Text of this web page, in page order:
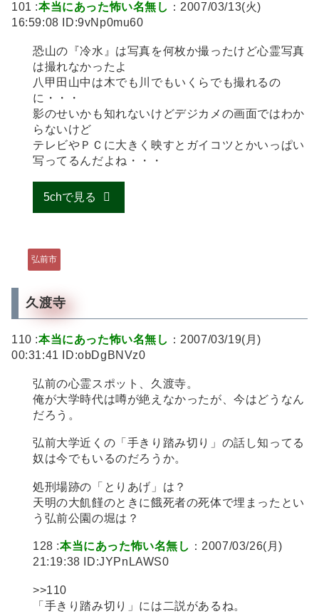
101 :本当にあった怖い名無し ：2007/03/13(火)
16:59:08 ID:9vNp0mu60
恐山の『冷水』は写真を何枚か撮ったけど心霊写真
は撮れなかったよ
八甲田山中は木でも川でもいくらでも撮れるの
に・・・
影のせいかも知れないけどデジカメの画面ではわか
らないけど
テレビやＰＣに大きく映すとガイコツとかいっぱい
写ってるんだよね・・・
5chで見る
弘前市
久渡寺
110 :本当にあった怖い名無し ：2007/03/19(月)
00:31:41 ID:obDgBNVz0
弘前の心霊スポット、久渡寺。
俺が大学時代は噂が絶えなかったが、今はどうなん
だろう。
弘前大学近くの「手きり踏み切り」の話し知ってる
奴は今でもいるのだろうか。
処刑場跡の「とりあげ」は？
天明の大飢饉のときに餓死者の死体で埋まったとい
う弘前公園の堀は？
128 :本当にあった怖い名無し ：2007/03/26(月)
21:19:38 ID:JYPnLAWS0
>>110
「手きり踏み切り」には二説があるね。